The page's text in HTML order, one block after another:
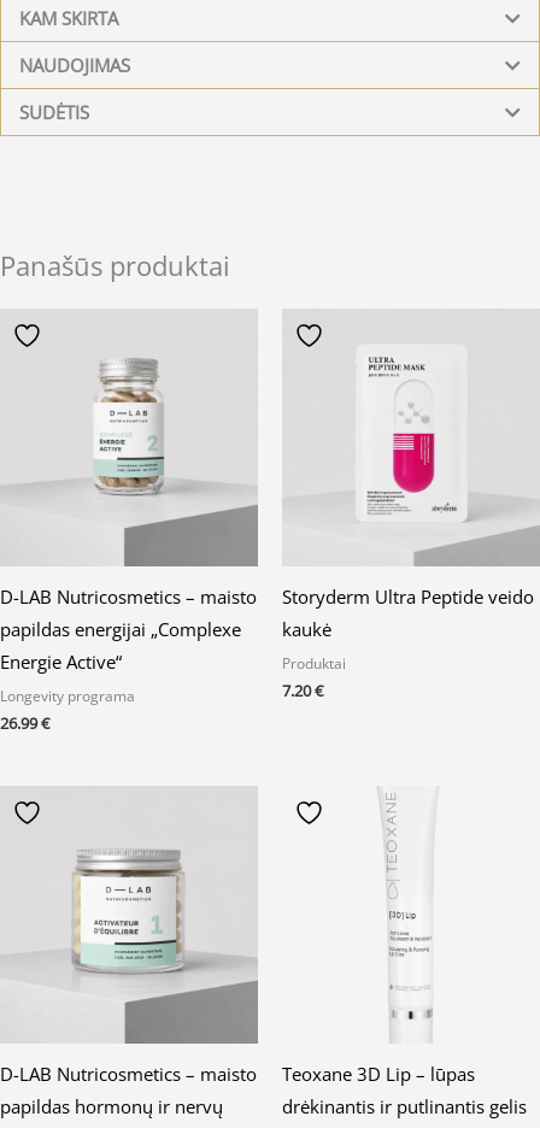
KAM SKIRTA
NAUDOJIMAS
SUDĖTIS
Panašūs produktai
D-LAB Nutricosmetics – maisto
papildas energijai „Complexe
Energie Active“
Longevity programa
26.99€
Storyderm Ultra Peptide veido
kaukė
Produktai
7.20€
D-LAB Nutricosmetics – maisto
papildas hormonų ir nervų
Teoxane 3D Lip – lūpas
drėkinantis ir putlinantis gelis